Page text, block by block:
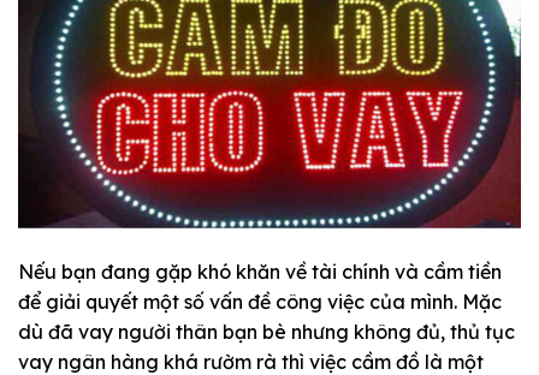
Nếu bạn đang gặp khó khăn về tài chính và cầm tiền
để giải quyết một số vấn đề công việc của mình. Mặc
dù đã vay người thân bạn bè nhưng không đủ, thủ tục
vay ngân hàng khá rườm rà thì việc cầm đồ là một